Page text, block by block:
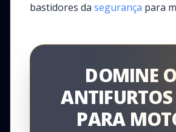
bastidores da segurança para
DOMINE
PARA